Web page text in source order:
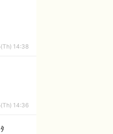
14:38
14:36